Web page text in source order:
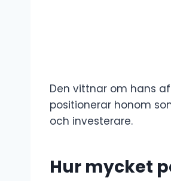
Den vittnar om hans
positionerar honom
och investerare.
Hur mycket